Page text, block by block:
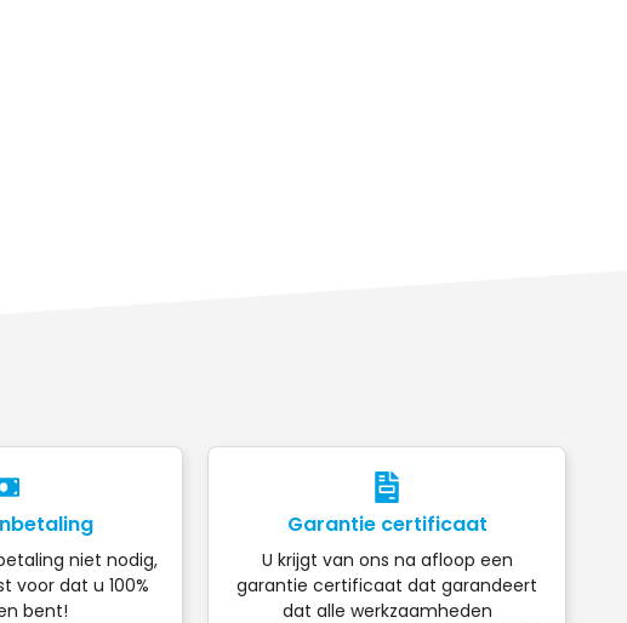
niet nodig,
voor dat u 100%
bent!
Garantie certificaat
U krijgt van ons na afloop een
garantie certificaat dat garandeert
dat alle werkzaamheden